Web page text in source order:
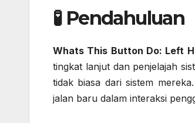
🧪 Pendahuluan
Whats This Button Do: Left
tingkat lanjut dan penjelajah
tidak biasa dari sistem
jalan baru dalam interaksi